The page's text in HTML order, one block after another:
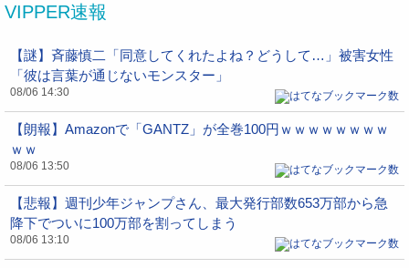
VIPPER速報
【謎】斉藤慎二「同意してくれたよね？どうして…」被害女性
「彼は言葉が通じないモンスター」
08/06 14:30
【朗報】Amazonで「GANTZ」が全巻100円ｗｗｗｗｗｗｗｗ
ｗｗ
08/06 13:50
【悲報】週刊少年ジャンプさん、最大発行部数653万部から急
降下でついに100万部を割ってしまう
08/06 13:10